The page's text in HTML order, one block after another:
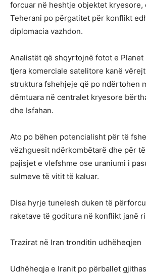
forcuar në heshtje objektet kryesore,
Teherani po përgatitet për konflikt
diplomacia vazhdon.
Analistët që shqyrtojnë fotot e Planet
tjera komerciale satelitore kanë
struktura fshehjeje që po ndërtohen
dëmtuara në centralet kryesore
dhe Isfahan.
Ato po bëhen potencialisht për të
vëzhguesit ndërkombëtarë dhe për
pajisjet e vlefshme ose uraniumi i
sulmeve të vitit të kaluar.
Disa hyrje tunelesh duken të
raketave të goditura në konflikt janë
Trazirat në Iran tronditin udhëheqjen
Udhëheqja e Iranit po përballet